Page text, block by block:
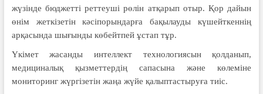
жүзінде бюджетті реттеуші рөлін атқарып отыр. Қор дайын
өнім жеткізетін кәсіпорындарға бақылауды күшейткеннің
арқасында шығынды көбейтпей ұстап тұр.
Үкімет жасанды интеллект технологиясын қолданып,
медициналық қызметтердің сапасына және көлеміне
мониторинг жүргізетін жаңа жүйе қалыптастыруға тиіс.